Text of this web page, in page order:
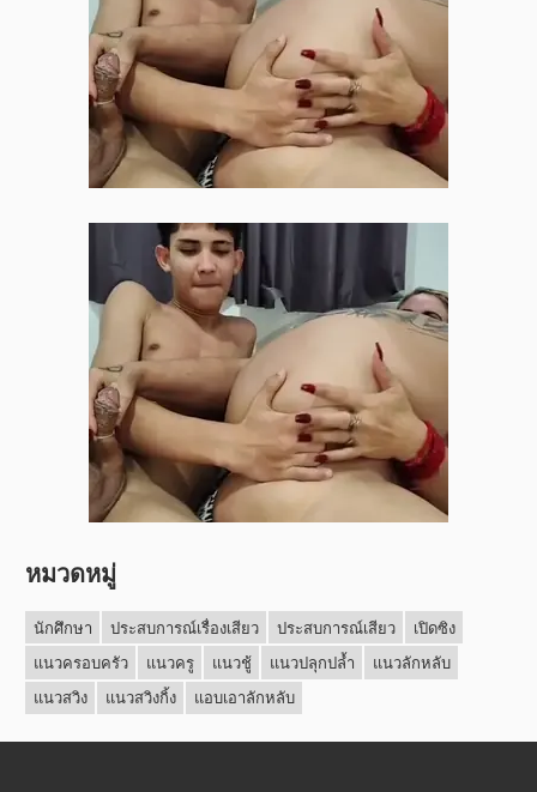
หมวดหมู่
นักศึกษา ประสบการณ์เรื่องเสียว ประสบการณ์เสียว
เปิดซิง
แนวครอบครัว
แนวครู แนวชู้ แนวปลุกปล้ำ
แนวลักหลับ
แนวสวิง
แนวสวิงกิ้ง แอบเอาลักหลับ